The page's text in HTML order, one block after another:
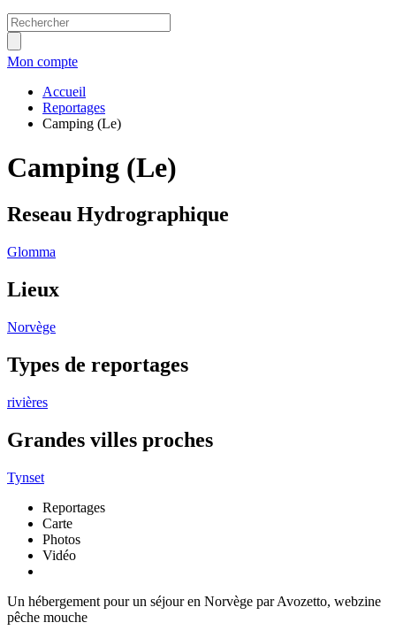
Mon compte
Accueil
Reportages
Camping (Le)
Camping (Le)
Reseau Hydrographique
Glomma
Lieux
Norvège
Types de reportages
rivières
Grandes villes proches
Tynset
Reportages
Carte
Photos
Vidéo
Un hébergement pour un séjour en Norvège par Avozetto, webzine
pêche mouche